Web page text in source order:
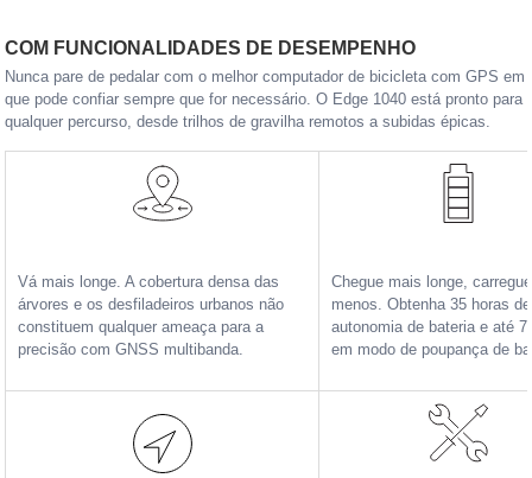
COM FUNCIONALIDADES DE DESEMPENHO
Nunca pare de pedalar com o melhor computador de bicicleta com GPS em
que pode confiar sempre que for necessário. O Edge 1040 está pronto para
qualquer percurso, desde trilhos de gravilha remotos a subidas épicas.
Vá mais longe. A cobertura densa das
árvores e os desfiladeiros urbanos não
constituem qualquer ameaça para a
precisão com GNSS multibanda.
Chegue mais longe, carregue
menos. Obtenha 35 horas de
autonomia de bateria e até
em modo de poupança de